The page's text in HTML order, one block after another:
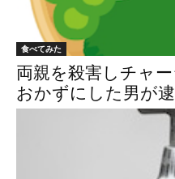
食べてみた
両親を殺害しチャ
おかずにした男が